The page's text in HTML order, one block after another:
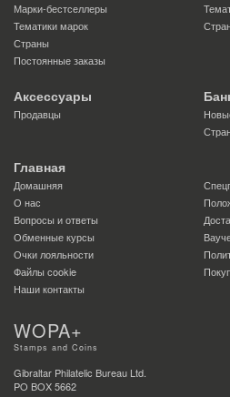
Марки-бестселлеры
Тематики марок
Страны
Постоянные заказы
Аксессуары
Продавцы
Главная
Домашняя
О нас
Вопросы и ответы
Обменные курсы
Очки лояльности
Файлы сookie
Наши контакты
WOPA+
Stamps and Coins
Gibraltar Philatelic Bureau Ltd.
PO BOX 5662